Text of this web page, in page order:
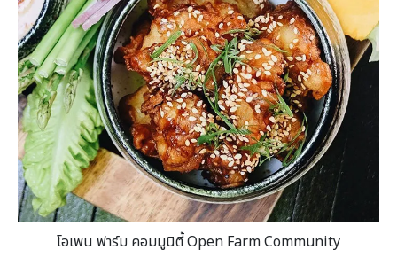
โอเพน ฟาร์ม คอมมูนิตี้ Open Farm Community